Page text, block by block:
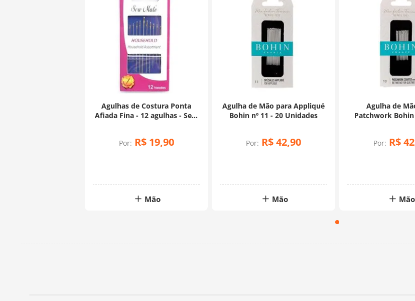
Agulhas de Costura Ponta
Afiada Fina - 12 agulhas - Sew
Por: R$ 19,90
Mão
Agulha de Mão para Appliqué
Bohin nº 11 - 20 Unidades
Por: R$42,90
Mão
Agulha de
Patchwork Bohin
Por: R$42
Mão